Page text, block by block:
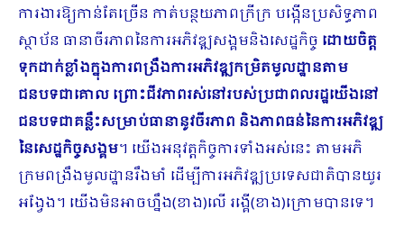
ការងារឱ្យកាន់តែច្រើន កាត់បន្ថយភាពក្រីក្រ បង្កើនប្រសិទ្ធភាព
ស្ថាប័ន ធានាចីរភាពនៃការអភិវឌ្ឍសង្គមនិងសេដ្ឋកិច្ច ដោយចិត្ត
ទុកដាក់ខ្លាំងក្នុងការពង្រឹងការអភិវឌ្ឍកម្រិតមូលដ្ឋានតាម
ជនបទជាគោល ព្រោះជីវភាពរស់នៅរបស់ប្រជាពលរដ្ឋយើងនៅ
ជនបទជាគន្លឹះសម្រាប់ធានានូវចីរភាព និងភាពធន់នៃការអភិវឌ្ឍ
នៃសេដ្ឋកិច្ចសង្គម។ យើងអនុវត្តកិច្ចការទាំងអស់នេះ តាមអភិ
ក្រមពង្រឹងមូលដ្ឋានរឹងមាំ ដើម្បីការអភិវឌ្ឍប្រទេសជាតិបានយូរ
អង្វែង។ យើងមិនអាចហ្នឹង(ខាង)លើ រង្គើ(ខាង)ក្រោមបានទេ។